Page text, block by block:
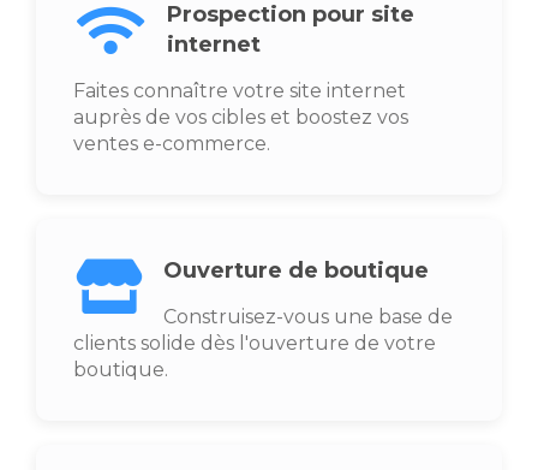
Prospection pour site
internet
Faites connaître votre site internet
auprès de vos cibles et boostez vos
ventes e-commerce.
Ouverture de boutique
Construisez-vous une base de
clients solide dès l'ouverture de votre
boutique.